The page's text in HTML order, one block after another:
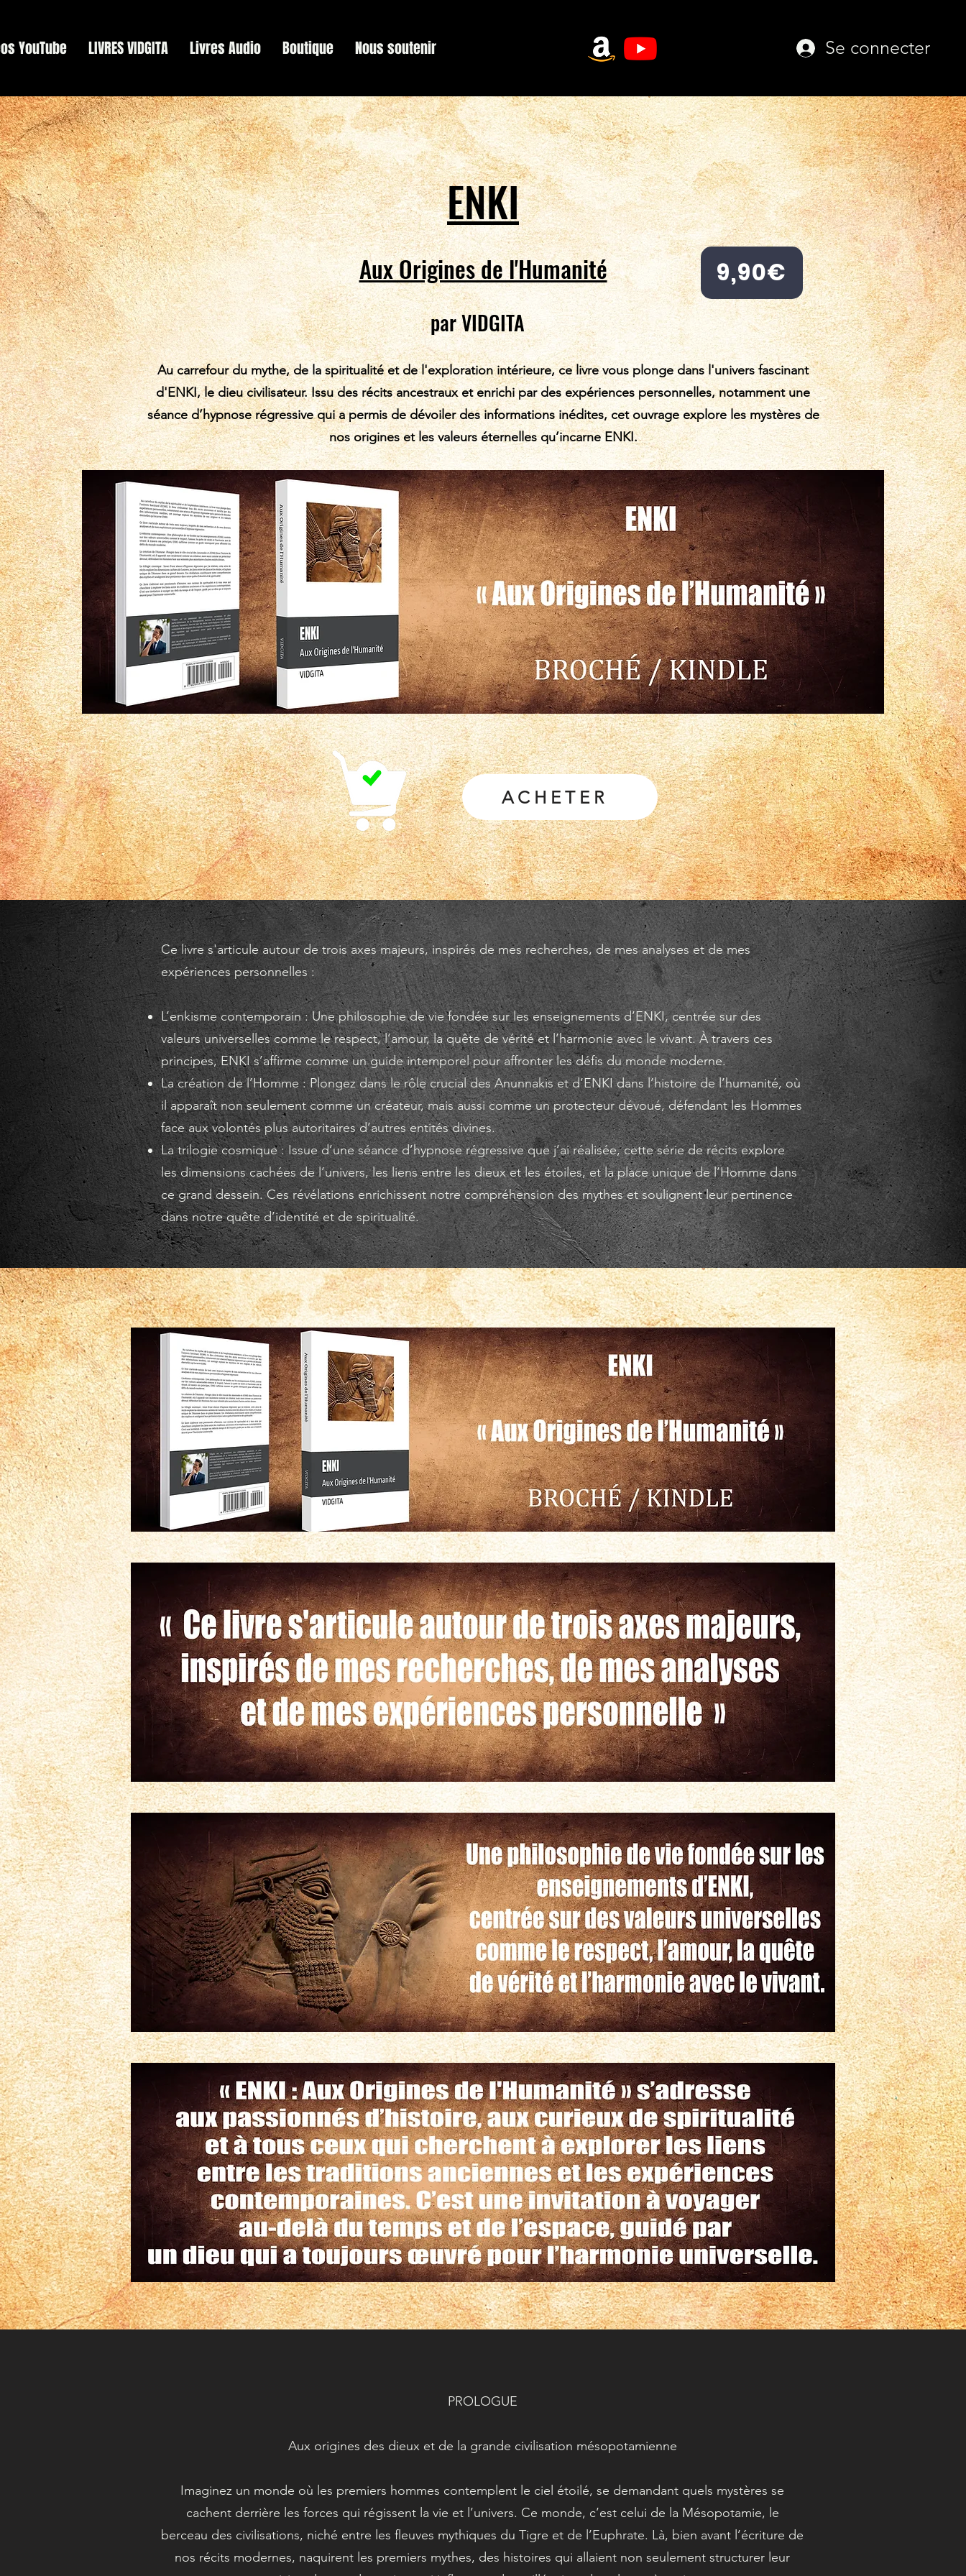
YouTube LIVRES VIDGITA Livres Audio Boutique Nous soutenir Se connecter
ENKI
Aux Origines de l'Humanité
par VIDGITA
9,90€
Au carrefour du mythe, de la spiritualité et de l'exploration intérieure, ce livre vous plonge dans l'univers fascinant
d'ENKI, le dieu civilisateur. Issu des récits ancestraux et enrichi par des expériences personnelles, notamment une
séance d’hypnose régressive qui a permis de dévoiler des informations inédites, cet ouvrage explore les mystères de
nos origines et les valeurs éternelles qu’incarne ENKI.
ACHETER
Ce livre s'articule autour de trois axes majeurs, inspirés de mes recherches, de mes analyses et de mes
expériences personnelles :
L’enkisme contemporain : Une philosophie de vie fondée sur les enseignements d’ENKI, centrée sur des
valeurs universelles comme le respect, l’amour, la quête de vérité et l’harmonie avec le vivant. À travers ces
principes, ENKI s’affirme comme un guide intemporel pour affronter les défis du monde moderne.
La création de l’Homme : Plongez dans le rôle crucial des Anunnakis et d’ENKI dans l’histoire de l’humanité, où
il apparaît non seulement comme un créateur, mais aussi comme un protecteur dévoué, défendant les Hommes
face aux volontés plus autoritaires d’autres entités divines.
La trilogie cosmique : Issue d’une séance d’hypnose régressive que j’ai réalisée, cette série de récits explore
les dimensions cachées de l’univers, les liens entre les dieux et les étoiles, et la place unique de l’Homme dans
ce grand dessein. Ces révélations enrichissent notre compréhension des mythes et soulignent leur pertinence
dans notre quête d’identité et de spiritualité.
PROLOGUE
Aux origines des dieux et de la grande civilisation mésopotamienne
Imaginez un monde où les premiers hommes contemplent le ciel étoilé, se demandant quels mystères se
cachent derrière les forces qui régissent la vie et l’univers. Ce monde, c’est celui de la Mésopotamie, le
berceau des civilisations, niché entre les fleuves mythiques du Tigre et de l’Euphrate. Là, bien avant l’écriture de
nos récits modernes, naquirent les premiers mythes, des histoires qui allaient non seulement structurer leur